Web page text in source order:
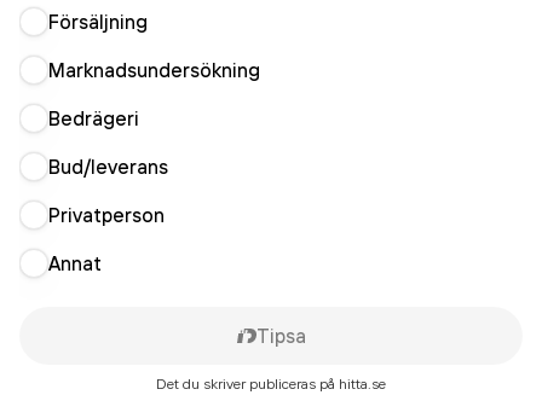
Försäljning
Marknadsundersökning
Bedrägeri
Bud/leverans
Privatperson
Annat
Tipsa
Det du skriver publiceras på hitta.se